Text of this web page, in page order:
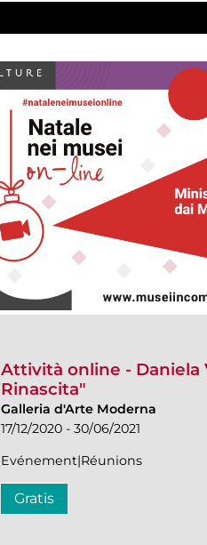
Attività online - Daniela
Rinascita"
Galleria d'Arte Moderna
17/12/2020 - 30/06/2021
Evénement|Réunions
Gratis